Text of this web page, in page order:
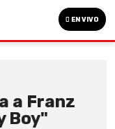
EN VIVO
a Franz
Boy"